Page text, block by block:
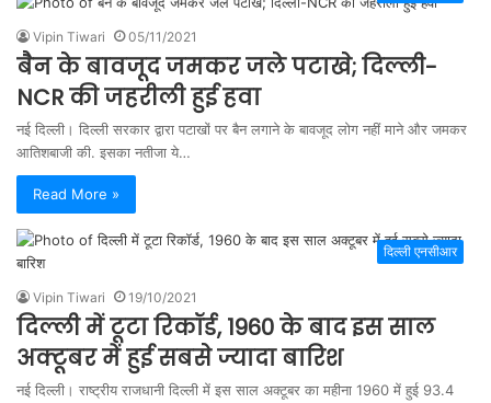
Vipin Tiwari 05/11/2021
बैन के बावजूद जमकर जले पटाखे; दिल्ली-
NCR की जहरीली हुई हवा
नई दिल्ली। दिल्ली सरकार द्वारा पटाखों पर बैन लगाने के बावजूद लोग नहीं माने और जमकर
आतिशबाजी की. इसका नतीजा ये…
Read More »
दिल्ली एनसीआर
Vipin Tiwari 19/10/2021
दिल्ली में टूटा रिकॉर्ड, 1960 के बाद इस साल
अक्टूबर में हुई सबसे ज्यादा बारिश
नई दिल्ली। राष्ट्रीय राजधानी दिल्ली में इस साल अक्टूबर का महीना 1960 में हुई 93.4